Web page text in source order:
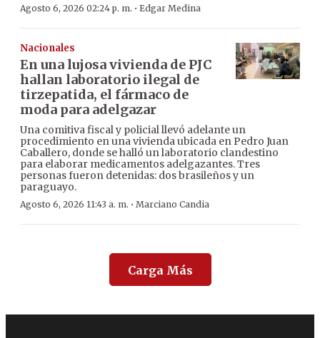
Agosto 6, 2026 02:24 p. m. · Edgar Medina
Nacionales
En una lujosa vivienda de PJC
hallan laboratorio ilegal de
tirzepatida, el fármaco de
moda para adelgazar
Una comitiva fiscal y policial llevó adelante un
procedimiento en una vivienda ubicada en Pedro Juan
Caballero, donde se halló un laboratorio clandestino
para elaborar medicamentos adelgazantes. Tres
personas fueron detenidas: dos brasileños y un
paraguayo.
Agosto 6, 2026 11:43 a. m. · Marciano Candia
Carga Más